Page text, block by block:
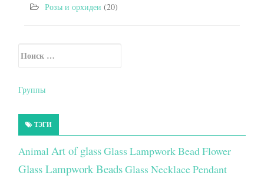
Розы и орхидеи (20)
Secondary Sidebar
Искать:
Группы
ТЭГИ
Animal Art of glassGlass Lampwork Bead Flower
Glass Lampwork BeadsGlass Necklace Pendant